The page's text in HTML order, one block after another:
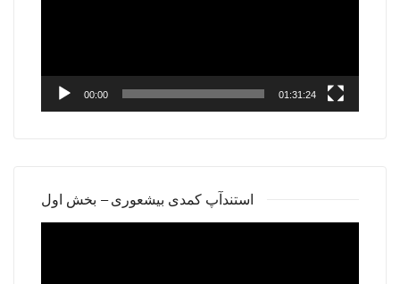
00:00 01:31:24
استندآپ کمدی بیشعوری – بخش اول